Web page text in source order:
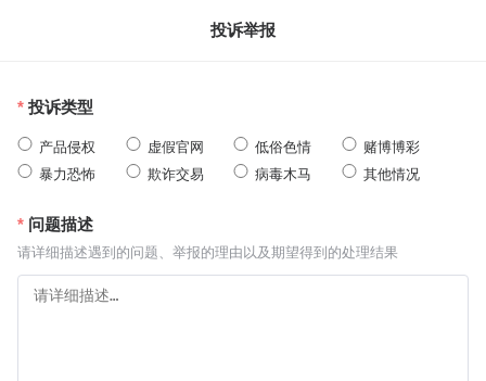
投诉举报
投诉类型
产品侵权 虚假官网 低俗色情
赌博博彩
暴力恐怖
欺诈交易 病毒木马 其他情况
问题描述
请详细描述遇到的问题、举报的理由以及期望得到的处理结果